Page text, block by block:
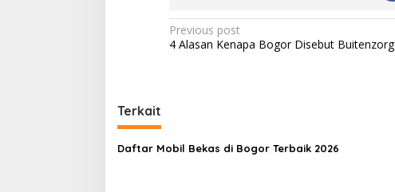
Post
navigation
Previous post
4 Alasan Kenapa Bogor Disebut Buitenzorg
Terkait
Daftar Mobil Bekas di Bogor Terbaik 2026